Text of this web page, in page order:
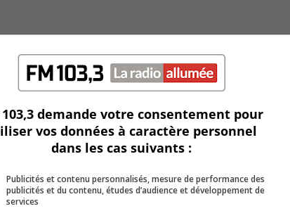
103,3 demande votre consentement pour
vos données à caractère personnel
dans les cas suivants :
Publicités et contenu personnalisés, mesure de performance des
publicités et du contenu, études d’audience et développement de
services